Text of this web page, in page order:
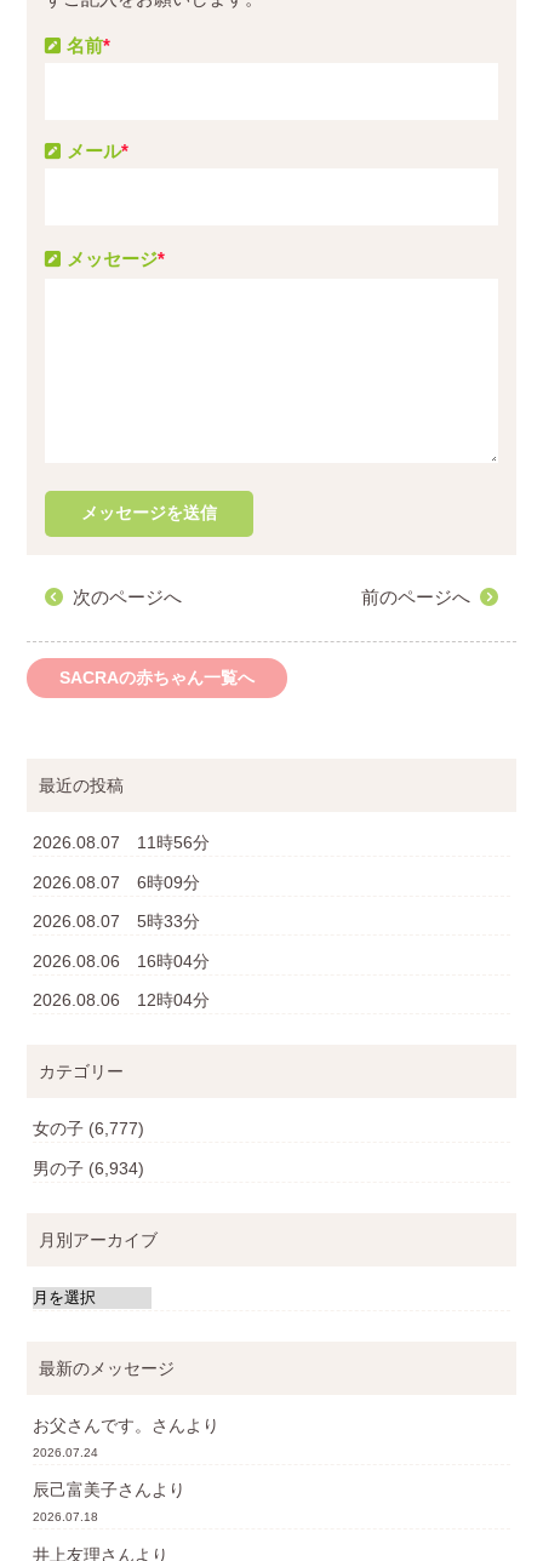
メッセージ*
名前*
メール*
次のページへ 前のページへ
SACRAの赤ちゃん一覧へ
最近の投稿
2026.08.07 11時56分
2026.08.07 6時09分
2026.08.07 5時33分
2026.08.06 16時04分
2026.08.06 12時04分
カテゴリー
女の子 (6,777)
男の子 (6,934)
月別アーカイブ
最新のメッセージ
お父さんです。 さんより
2026.07.24
辰己富美子さんより
2026.07.18
井上友理さんより